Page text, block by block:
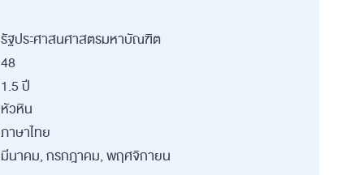
รัฐประศาสนศาสตรมหาบัณฑิต
48
1.5 ปี
หัวหิน
ภาษาไทย
มีนาคม, กรกฎาคม, พฤศจิกายน